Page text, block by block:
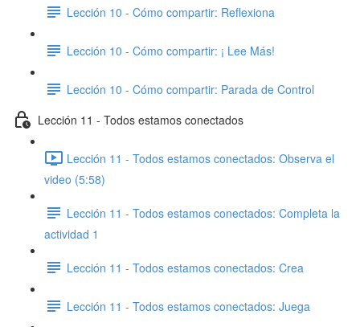
Lección 10 - Cómo compartir: Reflexiona
Lección 10 - Cómo compartir: ¡ Lee Más!
Lección 10 - Cómo compartir: Parada de Control
Lección 11 - Todos estamos conectados
Lección 11 - Todos estamos conectados: Observa el
video (5:58)
Lección 11 - Todos estamos conectados: Completa la
actividad 1
Lección 11 - Todos estamos conectados: Crea
Lección 11 - Todos estamos conectados: Juega